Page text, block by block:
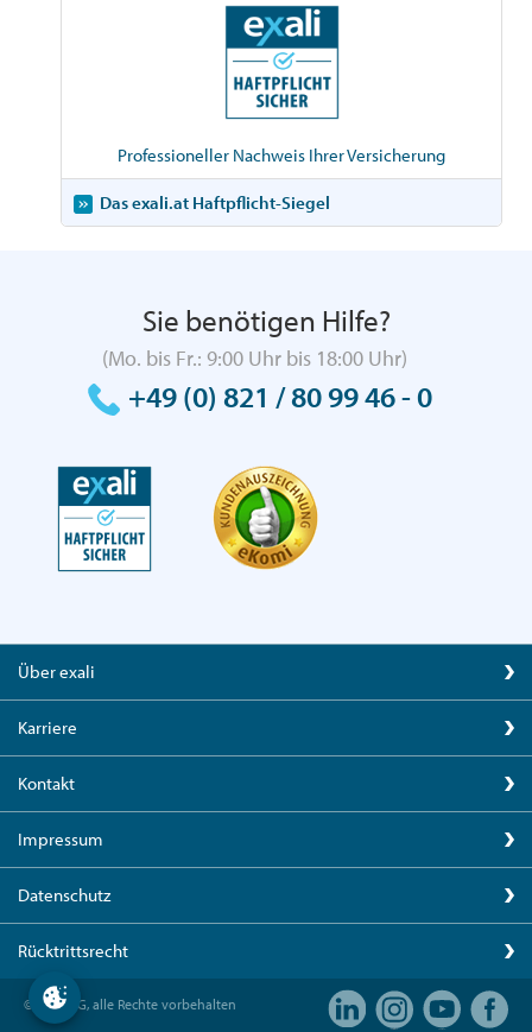
Professioneller Nachweis Ihrer Versicherung
Das exali.at Haftpflicht-Siegel
Sie benötigen Hilfe?
(Mo. bis Fr.: 9:00 Uhr bis 18:00 Uhr)
+49 (0) 821 / 80 99 46 - 0
Über exali
Karriere
Kontakt
Impressum
Datenschutz
Rücktrittsrecht
© exali AG, alle Rechte vorbehalten